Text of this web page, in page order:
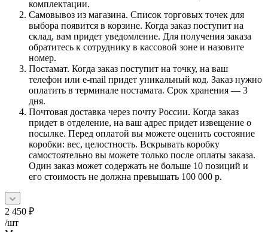
комплектации.
Самовывоз из магазина. Список торговых точек для
выбора появится в корзине. Когда заказ поступит на
склад, вам придет уведомление. Для получения заказа
обратитесь к сотруднику в кассовой зоне и назовите
номер.
Постамат. Когда заказ поступит на точку, на ваш
телефон или e-mail придет уникальный код. Заказ нужно
оплатить в терминале постамата. Срок хранения — 3
дня.
Почтовая доставка через почту России. Когда заказ
придет в отделение, на ваш адрес придет извещение о
посылке. Перед оплатой вы можете оценить состояние
коробки: вес, целостность. Вскрывать коробку
самостоятельно вы можете только после оплаты заказа.
Один заказ может содержать не больше 10 позиций и
его стоимость не должна превышать 100 000 р.
2 450 ₽
/шт